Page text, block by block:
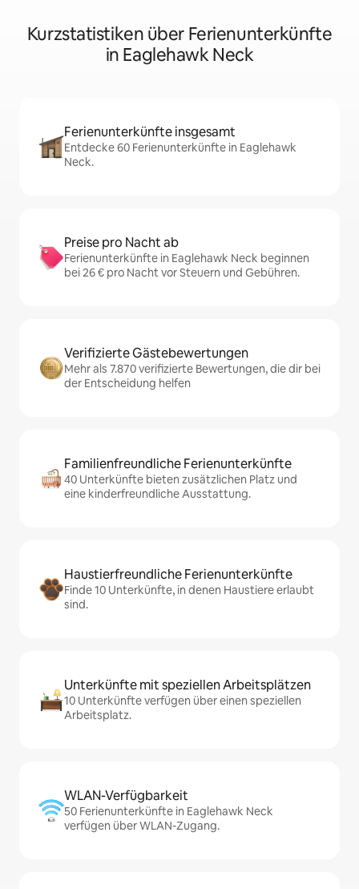
Kurzstatistiken über Ferienunterkünfte
in Eaglehawk Neck
Ferienunterkünfte insgesamt
Entdecke 60 Ferienunterkünfte in Eaglehawk
Neck.
Preise pro Nacht ab
Ferienunterkünfte in Eaglehawk Neck beginnen
bei 26 € pro Nacht vor Steuern und Gebühren.
Verifizierte Gästebewertungen
Mehr als 7.870 verifizierte Bewertungen, die dir bei
der Entscheidung helfen
Familienfreundliche Ferienunterkünfte
40 Unterkünfte bieten zusätzlichen Platz und
eine kinderfreundliche Ausstattung.
Haustierfreundliche Ferienunterkünfte
Finde 10 Unterkünfte, in denen Haustiere erlaubt
sind.
Unterkünfte mit speziellen Arbeitsplätzen
10 Unterkünfte verfügen über einen speziellen
Arbeitsplatz.
WLAN-Verfügbarkeit
50 Ferienunterkünfte in Eaglehawk Neck
verfügen über WLAN-Zugang.